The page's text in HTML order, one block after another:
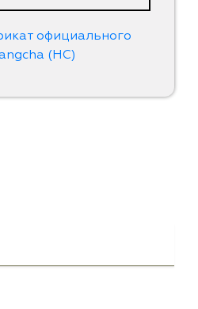
официального
(HC)